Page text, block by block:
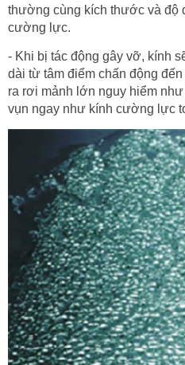
thường cùng kích thước và độ
cường lực.
- Khi bị tác động gây vỡ, kính
dài từ tâm điểm chấn động
ra rơi mảnh lớn nguy hiểm
vụn ngay như kính cường lực